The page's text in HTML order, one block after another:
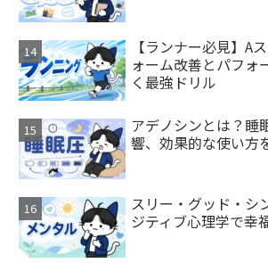
【ランナー必見】A
ォーム改善とパフォ
く最強ドリル
アデノシンとは？睡
響、効果的な使い方
スリー・グッド・シ
ジティブ心理学で幸